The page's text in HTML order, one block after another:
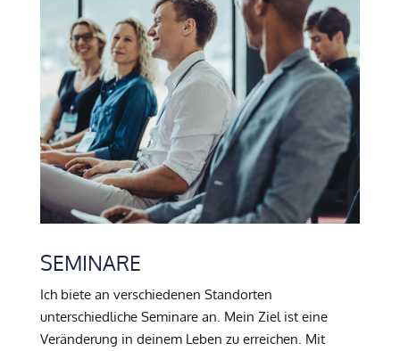
SEMINARE
Ich biete an verschiedenen Standorten
unterschiedliche Seminare an. Mein Ziel ist eine
Veränderung in deinem Leben zu erreichen. Mit